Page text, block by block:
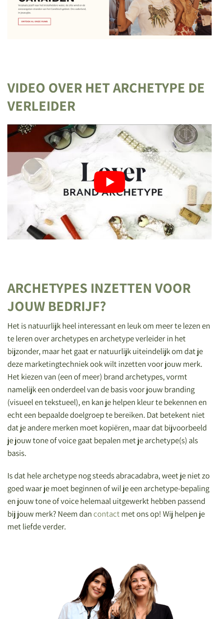
VIDEO OVER HET ARCHETYPE DE
VERLEIDER
ARCHETYPES INZETTEN VOOR
JOUW BEDRIJF?
Het is natuurlijk heel interessant en leuk om meer te lezen en
te leren over archetypes en archetype verleider in het
bijzonder, maar het gaat er natuurlijk uiteindelijk om dat je
deze marketingtechniek ook wilt inzetten voor jouw merk.
Het kiezen van (een of meer) brand archetypes, vormt
namelijk een onderdeel van de basis voor jouw branding
(visueel en tekstueel), en kan je helpen kleur te bekennen en
echt een bepaalde doelgroep te bereiken. Dat betekent niet
dat je andere merken moet kopiëren, maar dat bijvoorbeeld
je jouw tone of voice gaat bepalen met je archetype(s) als
basis.
Is dat hele archetype nog steeds abracadabra, weet je niet zo
goed waar je moet beginnen of wil je een archetype-bepaling
en jouw tone of voice helemaal uitgewerkt hebben passend
bij jouw merk? Neem dancontactmet ons op! Wij helpen je
met liefde verder.